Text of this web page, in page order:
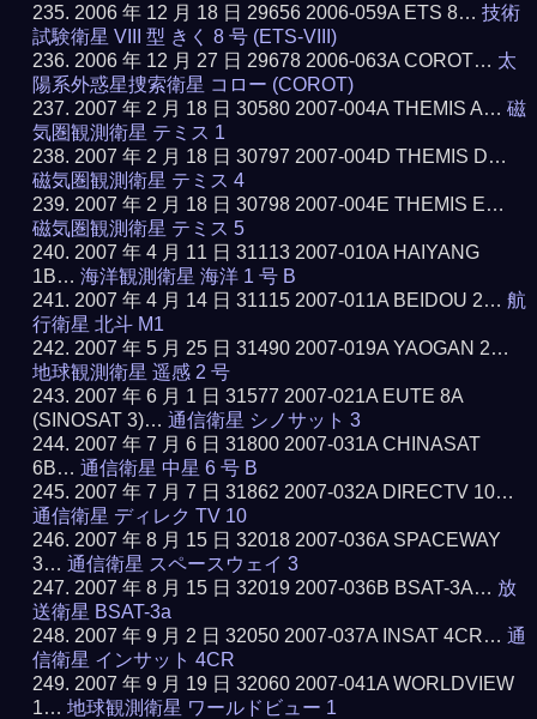
2006 年 12 月 18 日 29656 2006-059A ETS 8…技術
試験衛星 VIII 型 きく 8 号 (ETS-VIII)
2006 年 12 月 27 日 29678 2006-063A COROT… 太
陽系外惑星捜索衛星 コロー (COROT)
2007 年 2 月 18 日 30580 2007-004A THEMIS A…磁
気圏観測衛星 テミス 1
2007 年 2 月 18 日 30797 2007-004D THEMIS D…
磁気圏観測衛星 テミス 4
2007 年 2 月 18 日 30798 2007-004E THEMIS E…
磁気圏観測衛星 テミス 5
2007 年 4 月 11 日 31113 2007-010A HAIYANG
1B…海洋観測衛星 海洋 1 号 B
2007 年 4 月 14 日 31115 2007-011A BEIDOU 2…航
行衛星 北斗 M1
2007 年 5 月 25 日 31490 2007-019A YAOGAN 2…
地球観測衛星 遥感 2 号
2007 年 6 月 1 日 31577 2007-021A EUTE 8A
(SINOSAT 3)…通信衛星 シノサット 3
2007 年 7 月 6 日 31800 2007-031A CHINASAT
6B…通信衛星 中星 6 号 B
2007 年 7 月 7 日 31862 2007-032A DIRECTV 10…
通信衛星 ディレク TV 10
2007 年 8 月 15 日 32018 2007-036A SPACEWAY
3…通信衛星 スペースウェイ 3
2007 年 8 月 15 日 32019 2007-036B BSAT-3A… 放
送衛星 BSAT-3a
2007 年 9 月 2 日 32050 2007-037A INSAT 4CR…通
信衛星 インサット 4CR
2007 年 9 月 19 日 32060 2007-041A WORLDVIEW
1…地球観測衛星 ワールドビュー 1